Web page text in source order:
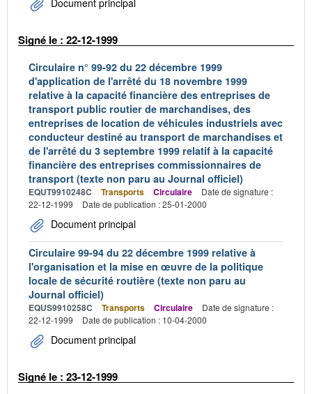
Document principal
Signé le : 22-12-1999
Circulaire n° 99-92 du 22 décembre 1999
d'application de l'arrêté du 18 novembre 1999
relative à la capacité financière des entreprises de
transport public routier de marchandises, des
entreprises de location de véhicules industriels avec
conducteur destiné au transport de marchandises et
de l'arrêté du 3 septembre 1999 relatif à la capacité
financière des entreprises commissionnaires de
transport (texte non paru au Journal officiel)
EQUT9910248C Transports Circulaire
Date de signature :
22-12-1999
Date de publication : 25-01-2000
Document principal
Circulaire 99-94 du 22 décembre 1999 relative à
l'organisation et la mise en œuvre de la politique
locale de sécurité routière (texte non paru au
Journal officiel)
EQUS9910258C Transports Circulaire
Date de signature :
22-12-1999
Date de publication : 10-04-2000
Document principal
Signé le : 23-12-1999